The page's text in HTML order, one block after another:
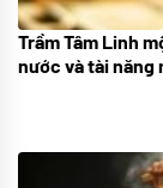
09/06/2024
Trầm Tâm Linh
nước và tài năng